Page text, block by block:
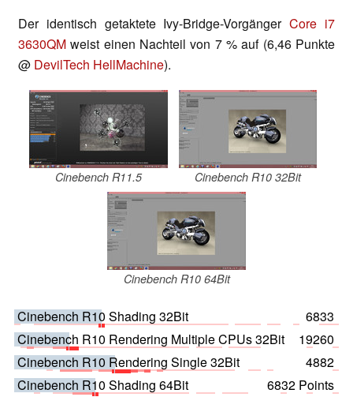
Der identisch getaktete Ivy-Bridge-VorgängerCore i7
3630QM weist einen Nachteil von 7 % auf (6,46 Punkte
@ DevilTech HellMachine).
Cinebench R11.5 Cinebench R10 32Bit
Cinebench R10 64Bit
Cinebench R10 Shading 32Bit
6833
Cinebench R10 Rendering Multiple CPUs 32Bit
19260
Cinebench R10 Rendering Single 32Bit
4882
Cinebench R10 Shading 64Bit
6832 Points